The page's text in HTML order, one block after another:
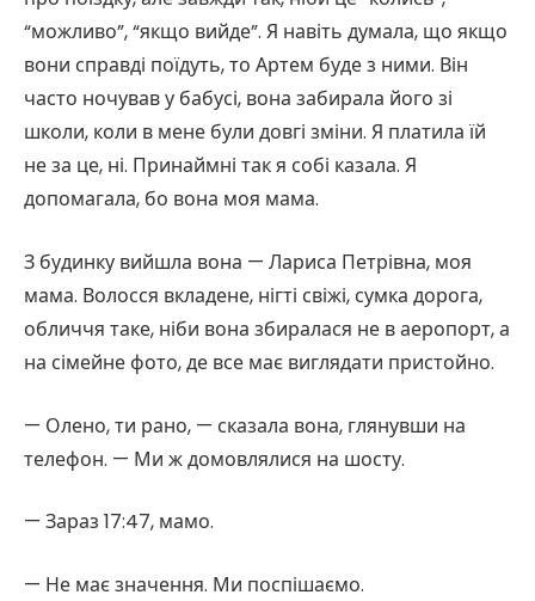
“можливо”, “якщо вийде”. Я навіть думала, що якщо
вони справді поїдуть, то Артем буде з ними. Він
часто ночував у бабусі, вона забирала його зі
школи, коли в мене були довгі зміни. Я платила їй
не за це, ні. Принаймні так я собі казала. Я
допомагала, бо вона моя мама.
З будинку вийшла вона — Лариса Петрівна, моя
мама. Волосся вкладене, нігті свіжі, сумка дорога,
обличчя таке, ніби вона збиралася не в аеропорт, а
на сімейне фото, де все має виглядати пристойно.
— Олено, ти рано, — сказала вона, глянувши на
телефон. — Ми ж домовлялися на шосту.
— Зараз 17:47, мамо.
— Не має значення. Ми поспішаємо.